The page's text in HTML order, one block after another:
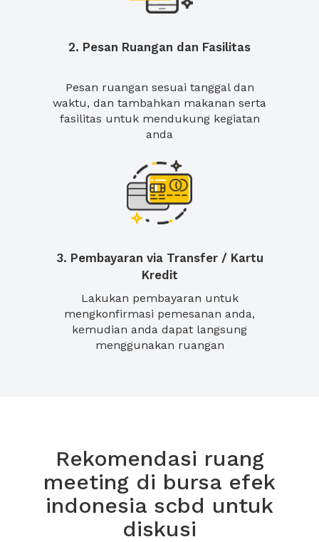
2. Pesan Ruangan dan Fasilitas
Pesan ruangan sesuai tanggal dan
waktu, dan tambahkan makanan serta
fasilitas untuk mendukung kegiatan
anda
3. Pembayaran via Transfer / Kartu
Kredit
Lakukan pembayaran untuk
mengkonfirmasi pemesanan anda,
kemudian anda dapat langsung
menggunakan ruangan
Rekomendasi ruang
meeting di bursa efek
indonesia scbd untuk
diskusi